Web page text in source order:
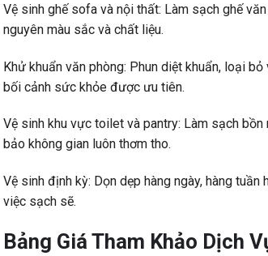
Vệ sinh ghế sofa và nội thất: Làm sạch ghế
nguyên màu sắc và chất liệu.
Khử khuẩn văn phòng: Phun diệt khuẩn, loại
bối cảnh sức khỏe được ưu tiên.
Vệ sinh khu vực toilet và pantry: Làm sạch
bảo không gian luôn thơm tho.
Vệ sinh định kỳ: Dọn dẹp hàng ngày, hàng
việc sạch sẽ.
Bảng Giá Tham Khảo Dịch